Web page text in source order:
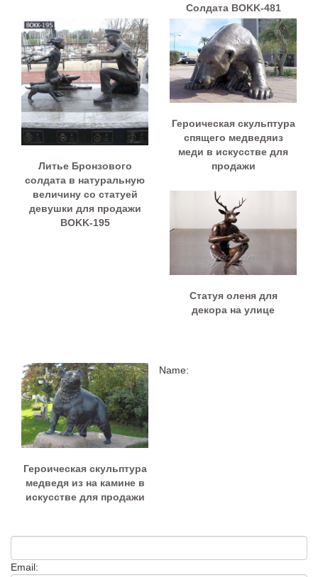
Солдата BOKK-481
Литье Бронзового
солдата в натуральную
величину со статуей
девушки для продажи
BOKK-195
Героическая скульптура
спящего медведяиз
меди в искусстве для
продажи
Статуя оленя для
декора на улице
Героическая скульптура
медведя из на камине в
искусстве для продажи
Name:
Email: